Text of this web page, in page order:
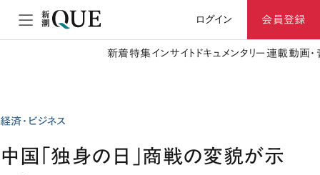
ログイン 会員登録
新着特集 インサイト ドキュメンタリー 連載動画
経済・ビジネス
中国「独身の日」商戦の変貌が示